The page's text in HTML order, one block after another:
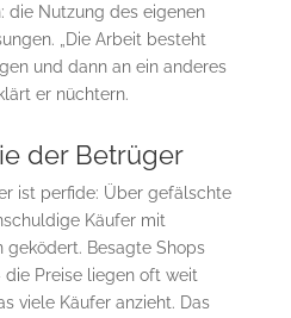
die Nutzung des eigenen
„Die Arbeit besteht
und dann an ein anderes
er nüchtern.
der Betrüger
ist perfide: Über gefälschte
Käufer mit
Besagte Shops
Preise liegen oft weit
viele Käufer anzieht. Das